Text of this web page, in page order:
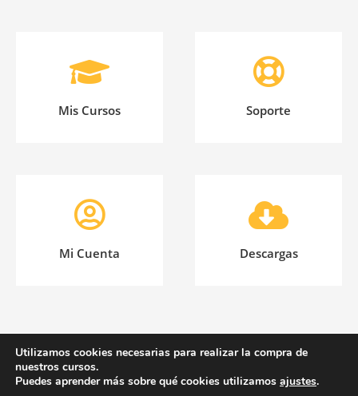
Mis Cursos Soporte
Mi Cuenta Descargas
Asociación Española Yogaespecial © 2020
Utilizamos cookies necesarias para realizar la compra de
nuestros cursos.
Puedes aprender más sobre qué cookies utilizamos ajustes.